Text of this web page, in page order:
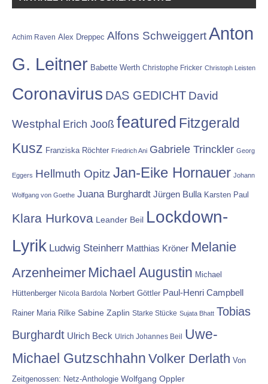
Achim Raven Alex Dreppec Alfons SchweiggertAnton
G. Leitner Babette Werth Christophe Fricker Christoph Leisten
Coronavirus DAS GEDICHT David
Westphal Erich Jooß featured Fitzgerald
Kusz Franziska Röchter Friedrich Ani Gabriele Trinckler Georg
Eggers Hellmuth Opitz Jan-Eike Hornauer Johann
Wolfgang von Goethe Juana Burghardt Jürgen Bulla Karsten Paul
Klara Hurkova Leander Beil Lockdown-
Lyrik Ludwig Steinherr Matthias Kröner Melanie
Arzenheimer Michael Augustin Michael
Hüttenberger Nicola Bardola Norbert Göttler Paul-Henri Campbell
Rainer Maria Rilke Sabine Zaplin Starke Stücke Sujata Bhatt Tobias
Burghardt Ulrich Beck Ulrich Johannes Beil Uwe-
Michael Gutzschhahn Volker Derlath Von
Zeitgenossen: Netz-Anthologie Wolfgang Oppler